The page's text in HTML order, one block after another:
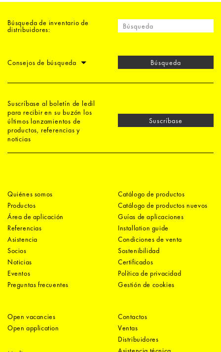
Búsqueda de inventario de
distribuidores:
Consejos de búsqueda Búsqueda
Suscríbase al boletín de ledil
para recibir en su buzón los
últimos lanzamientos de
productos, referencias y
noticias
Suscríbase
Quiénes somos
Productos
Área de aplicación
Referencias
Asistencia
Socios
Noticias
Eventos
Preguntas frecuentes
Catálogo de productos
Catálogo de productos nuevos
Guías de aplicaciones
Installation guide
Condiciones de venta
Sostenibilidad
Certificados
Política de privacidad
Gestión de cookies
Open vacancies
Open application
Contactos
Ventas
Distribuidores